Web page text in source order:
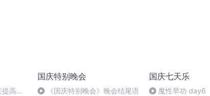
高班
国庆特别晚会
《国庆特别晚会》晚会结尾语
国庆七天乐
魔性早功 day6